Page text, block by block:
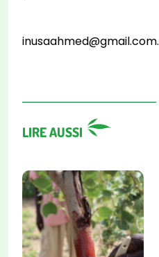
inusaahmed@gmail.com.
LIRE AUSSI